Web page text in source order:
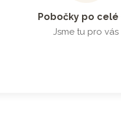
Pobočky po celé
Jsme tu pro vás